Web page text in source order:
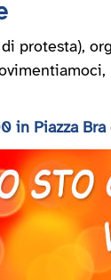
protesta),
in Piazza